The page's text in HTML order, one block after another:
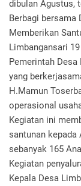
dibulan Agustus,
Berbagi bersama
Memberikan
Limbangansari
Pemerintah
yang
H.Mamun
operasional
Kegiatan ini
santunan kepada
sebanyak 165
Kegiatan
Kepala Desa